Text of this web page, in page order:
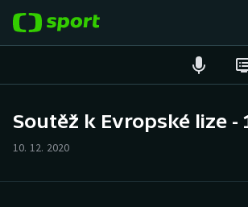
Hokej
Tenis
Soutěž k Evropské lize -
10. 12. 2020